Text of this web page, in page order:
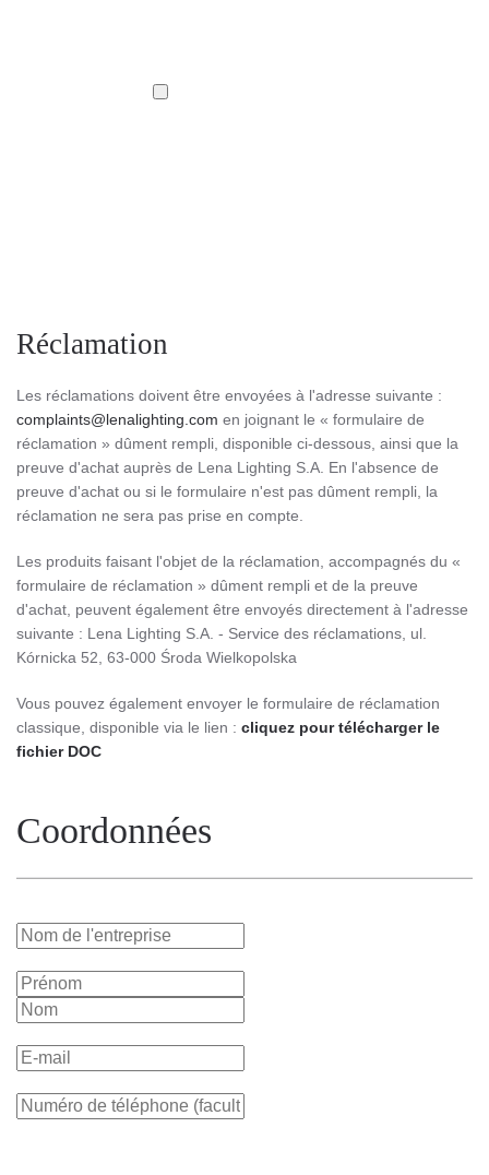
Réclamation
Les réclamations doivent être envoyées à l'adresse suivante :
complaints@lenalighting.com en joignant le « formulaire de
réclamation » dûment rempli, disponible ci-dessous, ainsi que la
preuve d'achat auprès de Lena Lighting S.A. En l'absence de
preuve d'achat ou si le formulaire n'est pas dûment rempli, la
réclamation ne sera pas prise en compte.
Les produits faisant l'objet de la réclamation, accompagnés du «
formulaire de réclamation » dûment rempli et de la preuve
d'achat, peuvent également être envoyés directement à l'adresse
suivante : Lena Lighting S.A. - Service des réclamations, ul.
Kórnicka 52, 63-000 Środa Wielkopolska
Vous pouvez également envoyer le formulaire de réclamation
classique, disponible via le lien : cliquez pour télécharger le
fichier DOC
Coordonnées